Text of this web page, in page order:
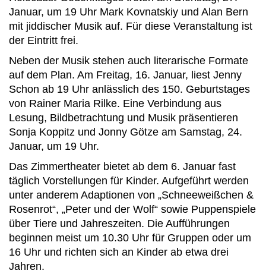
Januar, um 19 Uhr Mark Kovnatskiy und Alan Bern
mit jiddischer Musik auf. Für diese Veranstaltung ist
der Eintritt frei.
Neben der Musik stehen auch literarische Formate
auf dem Plan. Am Freitag, 16. Januar, liest Jenny
Schon ab 19 Uhr anlässlich des 150. Geburtstages
von Rainer Maria Rilke. Eine Verbindung aus
Lesung, Bildbetrachtung und Musik präsentieren
Sonja Koppitz und Jonny Götze am Samstag, 24.
Januar, um 19 Uhr.
Das Zimmertheater bietet ab dem 6. Januar fast
täglich Vorstellungen für Kinder. Aufgeführt werden
unter anderem Adaptionen von „Schneeweißchen &
Rosenrot“, „Peter und der Wolf“ sowie Puppenspiele
über Tiere und Jahreszeiten. Die Aufführungen
beginnen meist um 10.30 Uhr für Gruppen oder um
16 Uhr und richten sich an Kinder ab etwa drei
Jahren.